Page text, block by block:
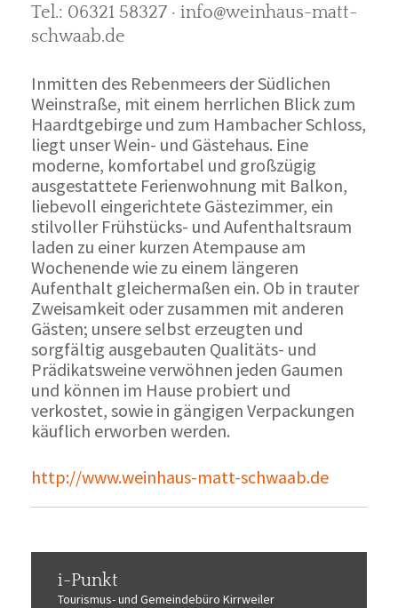
Tel.: 06321 58327 · info@weinhaus-matt-
schwaab.de
Inmitten des Rebenmeers der Südlichen
Weinstraße, mit einem herrlichen Blick zum
Haardtgebirge und zum Hambacher Schloss,
liegt unser Wein- und Gästehaus. Eine
moderne, komfortabel und großzügig
ausgestattete Ferienwohnung mit Balkon,
liebevoll eingerichtete Gästezimmer, ein
stilvoller Frühstücks- und Aufenthaltsraum
laden zu einer kurzen Atempause am
Wochenende wie zu einem längeren
Aufenthalt gleichermaßen ein. Ob in trauter
Zweisamkeit oder zusammen mit anderen
Gästen; unsere selbst erzeugten und
sorgfältig ausgebauten Qualitäts- und
Prädikatsweine verwöhnen jeden Gaumen
und können im Hause probiert und
verkostet, sowie in gängigen Verpackungen
käuflich erworben werden.
http://www.weinhaus-matt-schwaab.de
i-Punkt
Tourismus-und Gemeindebüro Kirrweiler